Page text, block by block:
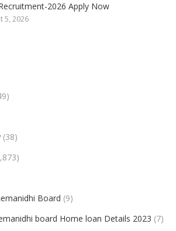
2026 Apply Now
5, 2026
(38)
Board (9)
board Home loan Details 2023 (7)